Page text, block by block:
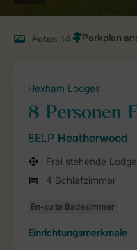
Fotos 14
Hexham Lodges
8-Personen-
8ELP Heatherwood
Frei stehende Lodge
4 Schlafzimmer
Einrichtungsmerkmale